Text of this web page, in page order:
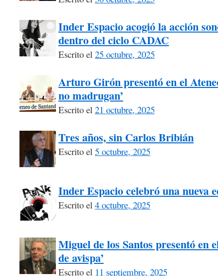
Inder Espacio acogió la acción
dentro del ciclo CADAC
Escrito el 25 octubre, 2025
Arturo Girón presentó en el
no madrugan’
Escrito el 21 octubre, 2025
Tres años, sin Carlos Bribián
Escrito el 5 octubre, 2025
Inder Espacio celebró una nueva
Escrito el 4 octubre, 2025
Miguel de los Santos presentó en
de avispa’
Escrito el 11 septiembre, 2025